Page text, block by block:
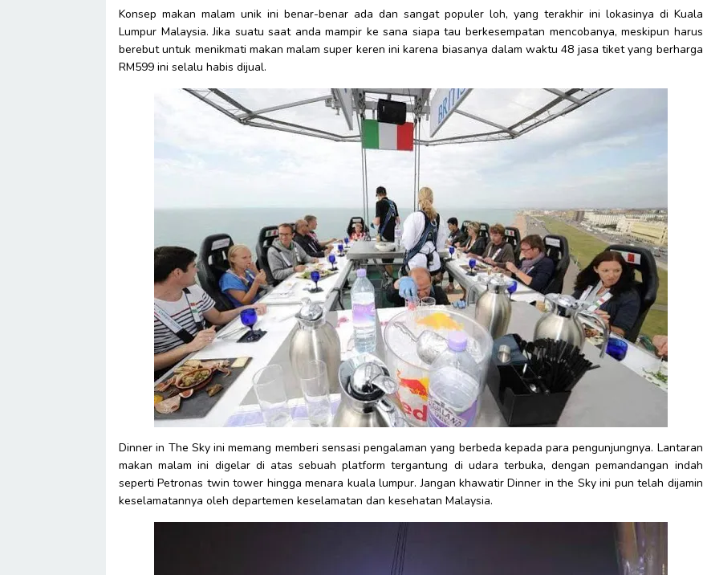
Konsep makan malam unik ini benar-benar ada dan sangat populer loh, yang terakhir ini lokasinya di Kuala
Lumpur Malaysia. Jika suatu saat anda mampir ke sana siapa tau berkesempatan mencobanya, meskipun harus
berebut untuk menikmati makan malam super keren ini karena biasanya dalam waktu 48 jasa tiket yang berharga
RM599 ini selalu habis dijual.
Dinner in The Sky ini memang memberi sensasi pengalaman yang berbeda kepada para pengunjungnya. Lantaran
makan malam ini digelar di atas sebuah platform tergantung di udara terbuka, dengan pemandangan indah
seperti Petronas twin tower hingga menara kuala lumpur. Jangan khawatir Dinner in the Sky ini pun telah dijamin
keselamatannya oleh departemen keselamatan dan kesehatan Malaysia.